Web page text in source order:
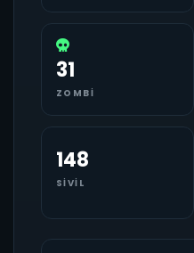
31
ZOMBI
148
SIVIL